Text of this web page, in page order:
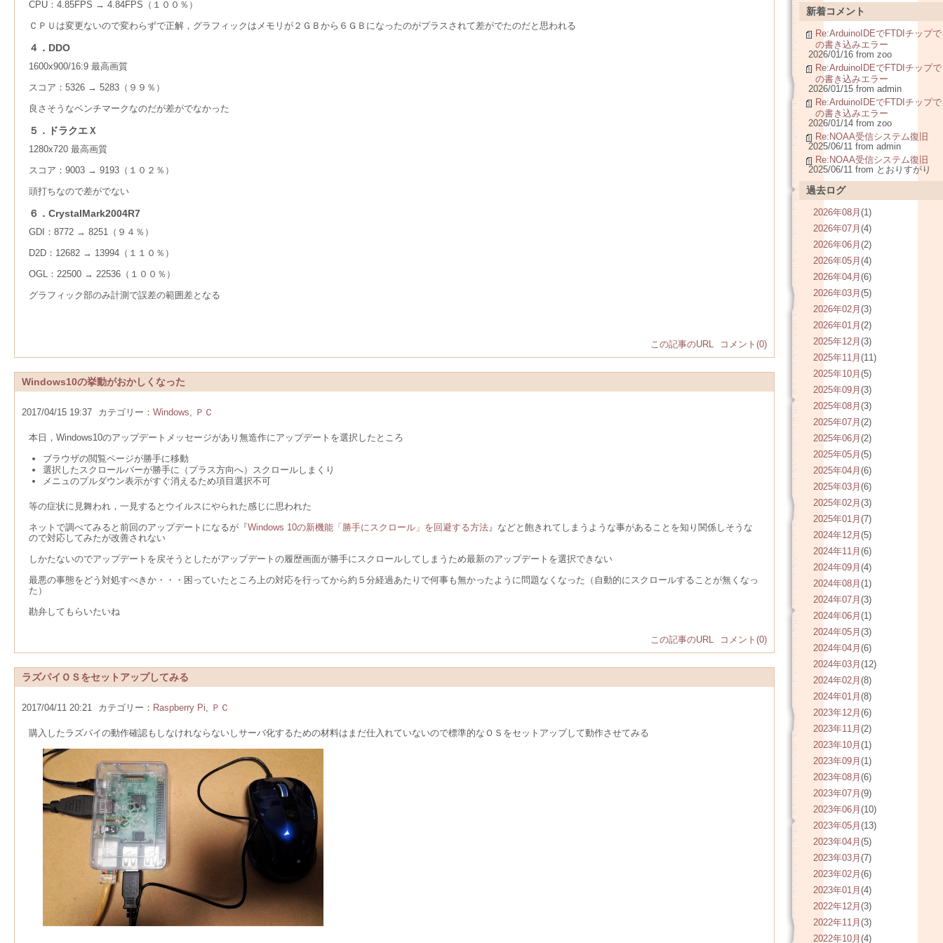
CPU：4.85FPS → 4.84FPS（１００％）
ＣＰＵは変更ないので変わらずで正解，グラフィックはメモリが２ＧＢから６ＧＢになったのがプラスされて差がでたのだと思われる
４．DDO
1600x900/16:9 最高画質
スコア：5326 → 5283（９９％）
良さそうなベンチマークなのだが差がでなかった
５．ドラクエＸ
1280x720 最高画質
スコア：9003 → 9193（１０２％）
頭打ちなので差がでない
６．CrystalMark2004R7
GDI：8772 → 8251（９４％）
D2D：12682 → 13994（１１０％）
OGL：22500 → 22536（１００％）
グラフィック部のみ計測で誤差の範囲差となる
この記事のURL コメント(0)
Windows10の挙動がおかしくなった
2017/04/15 19:37 カテゴリー： Windows, ＰＣ
本日，Windows10のアップデートメッセージがあり無造作にアップデートを選択したところ
ブラウザの閲覧ページが勝手に移動
選択したスクロールバーが勝手に（プラス方向へ）スクロールしまくり
メニュのプルダウン表示がすぐ消えるため項目選択不可
等の症状に見舞われ，一見するとウイルスにやられた感じに思われた
ネットで調べてみると前回のアップデートになるが『Windows 10の新機能「勝手にスクロール」を回避する方法』などと飽きれてしまうような事があることを知り関係しそうな
ので対応してみたが改善されない
しかたないのでアップデートを戻そうとしたがアップデートの履歴画面が勝手にスクロールしてしまうため最新のアップデートを選択できない
最悪の事態をどう対処すべきか・・・困っていたところ上の対応を行ってから約５分経過あたりで何事も無かったように問題なくなった（自動的にスクロールすることが無くなっ
た）
勘弁してもらいたいね
この記事のURL コメント(0)
ラズパイＯＳをセットアップしてみる
2017/04/11 20:21 カテゴリー： Raspberry Pi, ＰＣ
購入したラズパイの動作確認もしなけれならないしサーバ化するための材料はまだ仕入れていないので標準的なＯＳをセットアップして動作させてみる
新着コメント
Re:ArduinoIDEでFTDIチップで
の書き込みエラー
2026/01/16 from zoo
Re:ArduinoIDEでFTDIチップで
の書き込みエラー
2026/01/15 from admin
Re:ArduinoIDEでFTDIチップで
の書き込みエラー
2026/01/14 from zoo
Re:NOAA受信システム復旧
2025/06/11 from admin
Re:NOAA受信システム復旧
2025/06/11 from とおりすがり
過去ログ
2026年08月 (1)
2026年07月 (4)
2026年06月 (2)
2026年05月 (4)
2026年04月 (6)
2026年03月 (5)
2026年02月 (3)
2026年01月 (2)
2025年12月 (3)
2025年11月 (11)
2025年10月 (5)
2025年09月 (3)
2025年08月 (3)
2025年07月 (2)
2025年06月 (2)
2025年05月 (5)
2025年04月 (6)
2025年03月 (6)
2025年02月 (3)
2025年01月 (7)
2024年12月 (5)
2024年11月 (6)
2024年09月 (4)
2024年08月 (1)
2024年07月 (3)
2024年06月 (1)
2024年05月 (3)
2024年04月 (6)
2024年03月 (12)
2024年02月 (8)
2024年01月 (8)
2023年12月 (6)
2023年11月 (2)
2023年10月 (1)
2023年09月 (1)
2023年08月 (6)
2023年07月 (9)
2023年06月 (10)
2023年05月 (13)
2023年04月 (5)
2023年03月 (7)
2023年02月 (6)
2023年01月 (4)
2022年12月 (3)
2022年11月 (3)
2022年10月 (4)